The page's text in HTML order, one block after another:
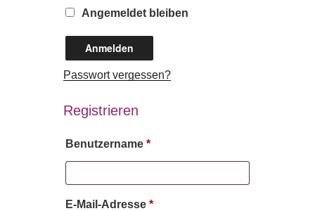
Angemeldet bleiben
Anmelden
Passwort vergessen?
Registrieren
Benutzername *Erforderlich
E-Mail-Adresse *Erforderlich